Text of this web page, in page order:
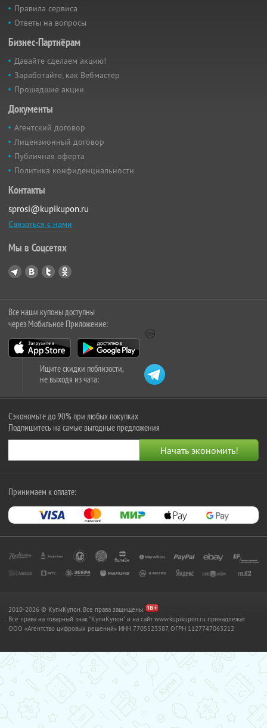
Правила сервиса
Ответы на вопросы
Бизнес-Партнёрам
Давайте сделаем акцию!
Заработайте, как Вебмастер
Прошедшие акции
Документы
Агентский договор
Лицензионный договор
Публичная оферта
Политика конфиденциальности
Контакты
sprosi@kupikupon.ru
Связаться с нами
Мы в Соцсетях
Все наши купоны доступны
через Мобильное Приложение:
Ищите скидки поблизости,
не выходя из чата:
Сэкономьте до 90% при любых покупках
Подпишитесь на самые выгодные предложения
Принимаем к оплате:
2010-2026 © КупиКупон. Все права защищены.
Все права на товарный знак "КупиКупон" и на сайт www.kupikupon.ru принадлежат
OOO «Агентство цифровых решений» ИНН 7705523387, ОГРН 1127747063212